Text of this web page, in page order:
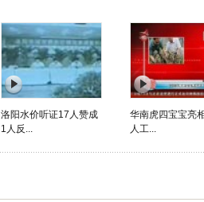
洛阳水价听证17人赞成
1人反...
华南虎四宝宝亮
人工...